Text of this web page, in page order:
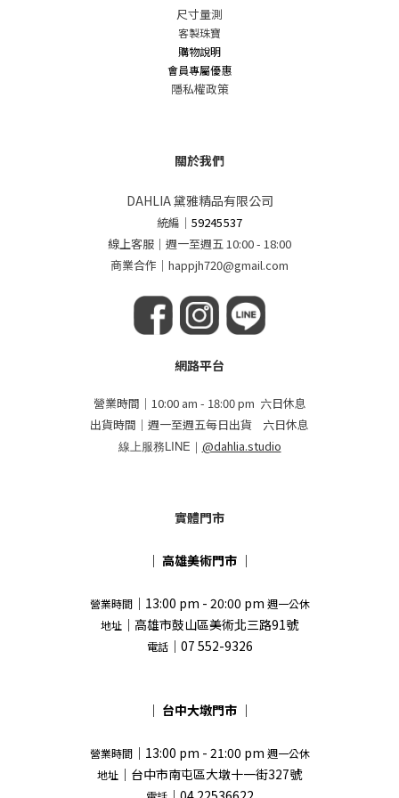
尺寸量測
客製珠寶
購物說明
會員專屬優惠
隱私權政策
關於我們
DAHLIA 黛雅精品有限公司
統編 ｜59245537
線上客服｜週一至週五 10:00 - 18:00
商業合作｜happjh720@gmail.com
網路平台
營業時間｜10:00 am - 18:00 pm 六日休息
出貨時間｜週一至週五每日出貨 六日休息
線上服務LINE｜ @dahlia.studio
實體門市
｜ 高雄美術門市 ｜
營業時間｜13:00 pm - 20:00 pm 週一公休
地址 ｜高雄市鼓山區美術北三路91號
電話｜07 552-9326
｜ 台中大墩門市 ｜
營業時間｜13:00 pm - 21:00 pm 週一公休
地址 ｜台中市南屯區大墩十一街327號